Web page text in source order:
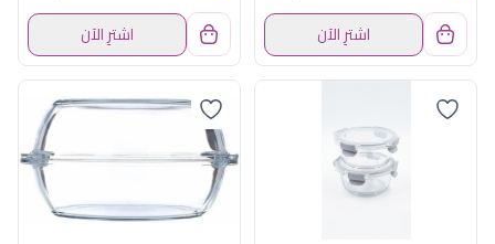
اشترِ الآن
اشترِ الآن